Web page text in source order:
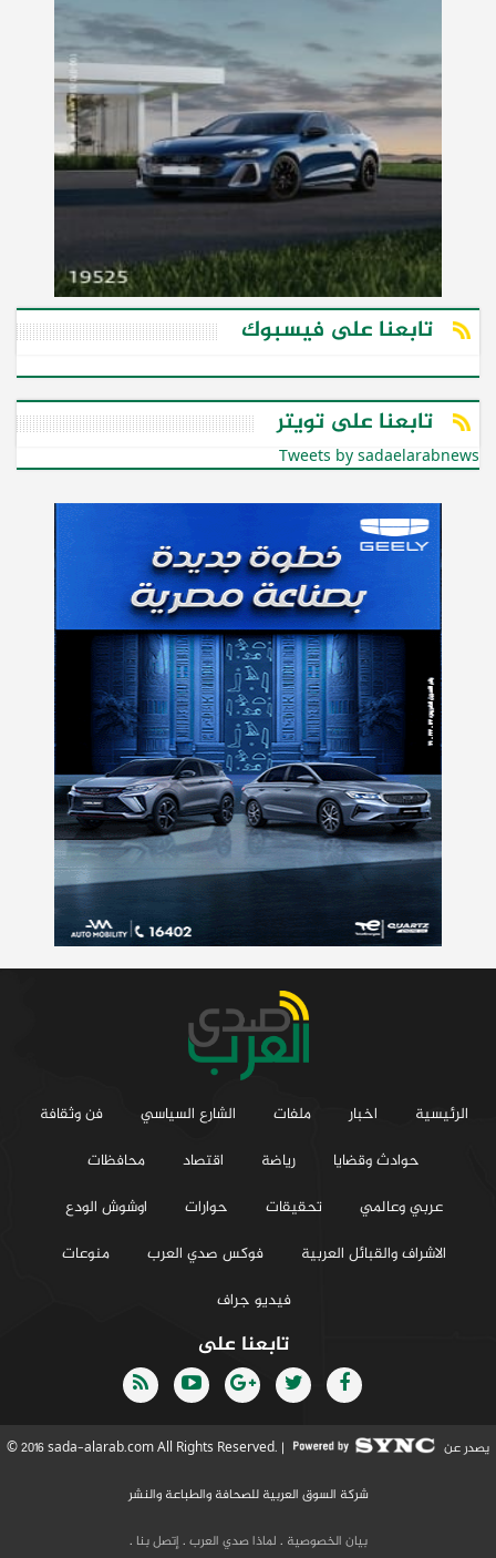
تابعنا على فيسبوك
تابعنا على تويتر
Tweets by sadaelarabnews
الرئيسية اخبار ملفات الشارع السياسي
فن وثقافة
حوادث وقضايا
رياضة اقتصاد
محافظات
عربي وعالمي
تحقيقات حوارات
اوشوش الودع
الاشراف والقبائل العربية
فوكس صدي العرب
منوعات
فيديو جراف
تابعنا على
© 2016 sada-alarab.com All Rights Reserved. | يصدر عن
شركة السوق العربية للصحافة والطباعة والنشر
بيان الخصوصية . لماذا صدي العرب .إتصل بنا .